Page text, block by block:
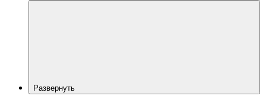
Развернуть